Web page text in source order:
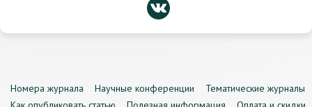
Номера журнала Научные конференции
Тематические журналы